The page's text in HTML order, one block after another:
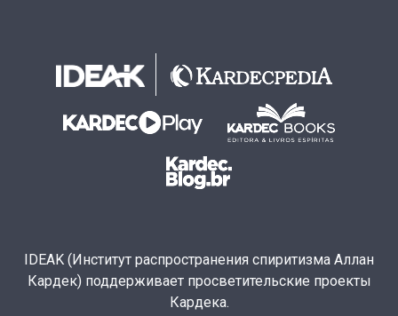
IDEAK (Институт распространения спиритизма Аллан
Кардек) поддерживает просветительские проекты
Кардека.